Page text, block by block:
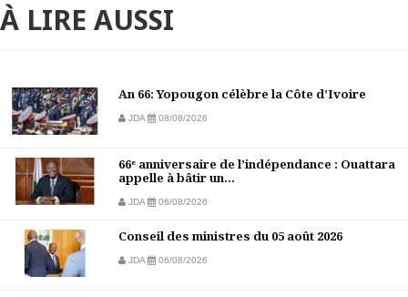
À LIRE AUSSI
An 66: Yopougon célèbre la Côte d’Ivoire
JDA 08/08/2026
66ᵉ anniversaire de l’indépendance : Ouattara
appelle à bâtir un...
JDA 06/08/2026
Conseil des ministres du 05 août 2026
JDA 06/08/2026